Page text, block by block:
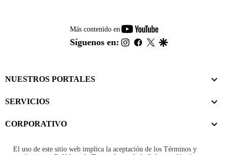
Más contenido en
youtube-
footer
Síguenos en: instagram
facebook
twitter
NUESTROS PORTALES
SERVICIOS
CORPORATIVO
El uso de este sitio web implica la aceptación de los Términos y